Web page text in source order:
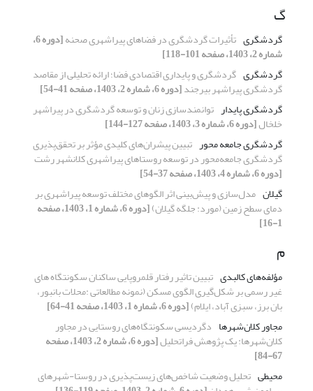
گ
گردشگری تأثیرات گردشگری در فضاهای پیراشهری صحنه [دوره 6،
شماره 2، 1403، صفحه 101-118]
گردشگری گردشگری و پایداری اقتصادی فضا؛ ارائه تحلیلی از مقاصد
گردشگری پیراشهر بیرجند[دوره 6، شماره 2، 1403، صفحه 41-54]
گردشگری پایدار توانمندسازی زنان و توسعه گردشگری در پیراشهر
خلخال[دوره 6، شماره 3، 1403، صفحه 127-144]
گردشگری جامعه محور تبیین پیشران‌های کلیدی مؤثر بر تحقق‌پذیری
گردشگری جامعه‌محور در توسعه روستاهای پیراشهری کلانشهر رشت
[دوره 6، شماره 4، 1403، صفحه 37-54]
گیلان مدل‌سازی و پیش‌بینی اثر الگوهای مختلف توسعه پیراشهری بر
دمای سطح زمین (مورد: جلگه گیلان) [دوره 6، شماره 1، 1403، صفحه
1-16]
م
مؤلفه‌های کالبدی تبیین تاثیر رفتار قلمروپایی ساکنان سکونتگاه های
غیر رسمی بر شکل‌گیری الگوی مسکن (نمونه مطالعاتی :محلات بانبور،
بان برز، سبزی آباد، ایلام)[دوره 6، شماره 1، 1403، صفحه 41-64]
مجاور کلان‌شهرها دگردیسی سکونتگاه‌های روستایی در مجاور
کلان‌شهرها: یک پژوهش فراتحلیل [دوره 6، شماره 2، 1403، صفحه
67-84]
محیطی تحلیل وضعیت شاخص‌های زیست‌پذیری در روستا-شهرهای